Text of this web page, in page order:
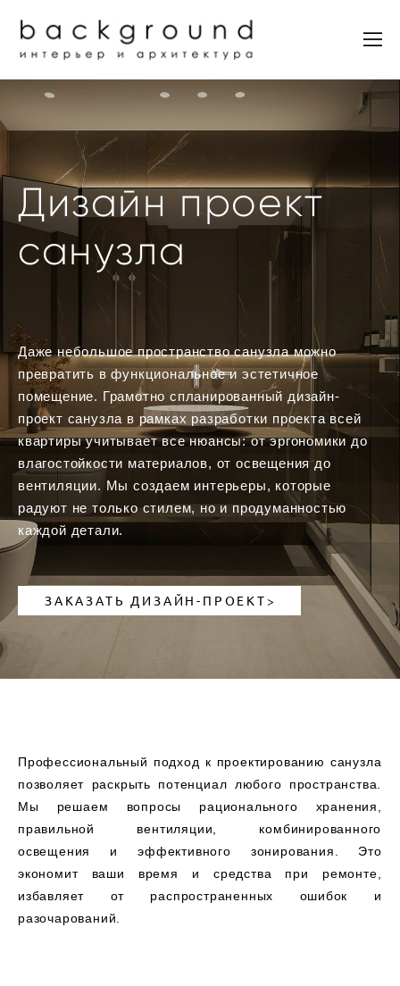
Дизайн проект
санузла
Даже небольшое пространство санузла можно
превратить в функциональное и эстетичное
помещение. Грамотно спланированный дизайн-
проект санузла в рамках разработки проекта всей
квартиры учитывает все нюансы: от эргономики до
влагостойкости материалов, от освещения до
вентиляции. Мы создаем интерьеры, которые
радуют не только стилем, но и продуманностью
каждой детали.
ЗАКАЗАТЬ ДИЗАЙН-ПРОЕКТ>
Профессиональный подход к проектированию санузла
позволяет раскрыть потенциал любого пространства.
Мы решаем вопросы рационального хранения,
правильной вентиляции, комбинированного
освещения и эффективного зонирования. Это
экономит ваши время и средства при ремонте,
избавляет от распространенных ошибок и
разочарований.